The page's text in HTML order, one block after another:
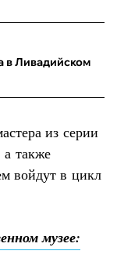
в Ливадийском
из серии
а также
войдут в цикл
музее: